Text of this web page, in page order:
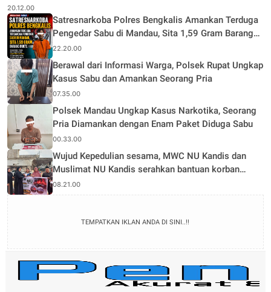
Rhu
20.12.00
Satresnarkoba Polres Bengkalis Amankan Terduga
Pengedar Sabu di Mandau, Sita 1,59 Gram Barang
Bukti
22.20.00
Berawal dari Informasi Warga, Polsek Rupat Ungkap
Kasus Sabu dan Amankan Seorang Pria
07.35.00
Polsek Mandau Ungkap Kasus Narkotika, Seorang
Pria Diamankan dengan Enam Paket Diduga Sabu
00.33.00
Wujud Kepedulian sesama, MWC NU Kandis dan
Muslimat NU Kandis serahkan bantuan korban
musibah kebakaran
08.21.00
TEMPATKAN IKLAN ANDA DI SINI..!!